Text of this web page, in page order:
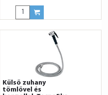
Külső zuhany
tömlővel és